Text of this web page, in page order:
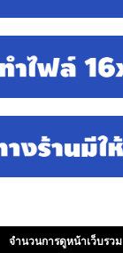
จำนวนการดูหน้าเว็บรวม